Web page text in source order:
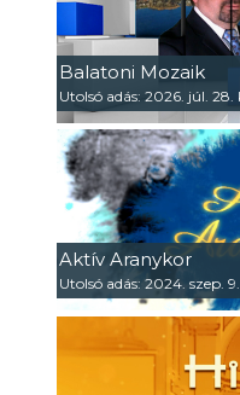
Balatoni Mozaik
Utolsó adás: 2026. júl. 28.
Aktív Aranykor
Utolsó adás: 2024. szep.